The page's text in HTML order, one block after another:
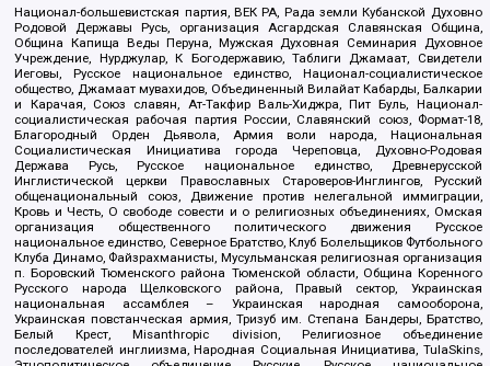
Национал-большевистская партия, ВЕК РА, Рада земли Кубанской Духовно
Родовой Державы Русь, организация Асгардская Славянская Община,
Община Капища Веды Перуна, Мужская Духовная Семинария Духовное
Учреждение, Нурджулар, К Богодержавию, Таблиги Джамаат, Свидетели
Иеговы, Русское национальное единство, Национал-социалистическое
общество, Джамаат мувахидов, Объединенный Вилайат Кабарды, Балкарии
и Карачая, Союз славян, Ат-Такфир Валь-Хиджра, Пит Буль, Национал-
социалистическая рабочая партия России, Славянский союз, Формат-18,
Благородный Орден Дьявола, Армия воли народа, Национальная
Социалистическая Инициатива города Череповца, Духовно-Родовая
Держава Русь, Русское национальное единство, Древнерусской
Инглистической церкви Православных Староверов-Инглингов, Русский
общенациональный союз, Движение против нелегальной иммиграции,
Кровь и Честь, О свободе совести и о религиозных объединениях, Омская
организация общественного политического движения Русское
национальное единство, Северное Братство, Клуб Болельщиков Футбольного
Клуба Динамо, Файзрахманисты, Мусульманская религиозная организация
п. Боровский Тюменского района Тюменской области, Община Коренного
Русского народа Щелковского района, Правый сектор, Украинская
национальная ассамблея – Украинская народная самооборона,
Украинская повстанческая армия, Тризуб им. Степана Бандеры, Братство,
Белый Крест, Misanthropic division, Религиозное объединение
последователей инглиизма, Народная Социальная Инициатива, TulaSkins,